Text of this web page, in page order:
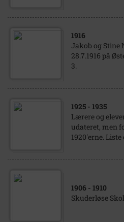
1916
Jakob og Stine
28.7.1916 på
3.
1925 - 1935
Lærere og
udateret, men
1920'erne. Liste
1906 - 1910
Skuderløse